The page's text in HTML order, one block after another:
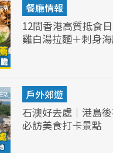
餐廳情報
12間香港高質抵食
雞白湯拉麵＋刺身
戶外郊遊
石澳好去處｜港島
必訪美食打卡景點